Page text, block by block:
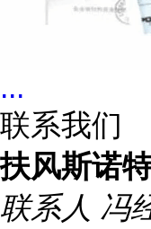
...
联系我们
扶风斯诺
联系人 冯